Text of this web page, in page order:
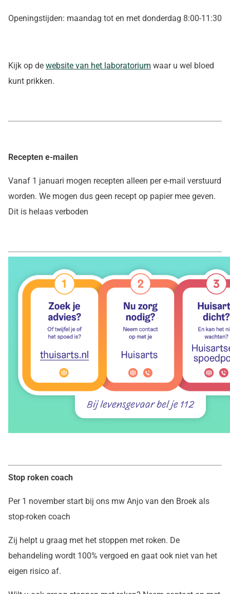
Openingstijden: maandag tot en met donderdag 8:00-11:30
Kijk op de website van het laboratorium waar u wel bloed
kunt prikken.
Recepten e-mailen
Vanaf 1 januari mogen recepten alleen per e-mail verstuurd
worden. We mogen dus geen recept op papier mee geven.
Dit is helaas verboden
Stop roken coach
Per 1 november start bij ons mw Anjo van den Broek als
stop-roken coach
Zij helpt u graag met het stoppen met roken. De
behandeling wordt 100% vergoed en gaat ook niet van het
eigen risico af.